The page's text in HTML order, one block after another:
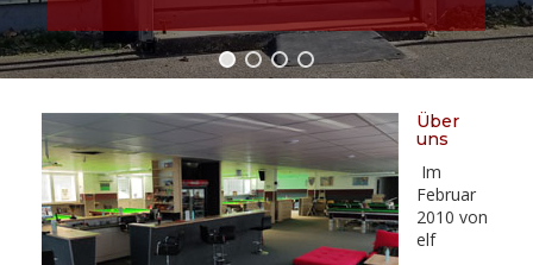
Über
uns
Im
Februar
2010 von
elf